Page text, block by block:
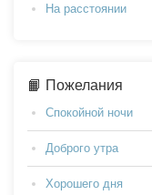
На расстоянии
📙 Пожелания
Спокойной ночи
Доброго утра
Хорошего дня